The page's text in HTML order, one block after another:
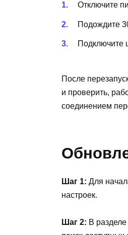
Отключите
Подождите
Подключите
После
и проверить,
соединением
Шаг 1: Для
настроек.
Шаг 2: В